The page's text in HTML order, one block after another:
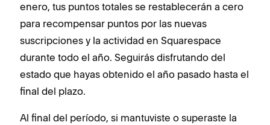
enero, tus puntos totales se restablecerán a cero
para recompensar puntos por las nuevas
suscripciones y la actividad en Squarespace
durante todo el año. Seguirás disfrutando del
estado que hayas obtenido el año pasado hasta el
final del plazo.
Al final del período, si mantuviste o superaste la